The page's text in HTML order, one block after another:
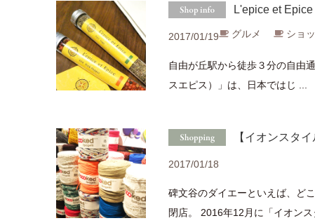
L'epice et Epice
2017/01/19 グルメ ショ
自由が丘駅から徒歩３分の自由
スエピス）」は、日本ではじ ...
【イオンスタ
2017/01/18
碑文谷のダイエーといえば、ど
閉店。 2016年12月に「イオンス